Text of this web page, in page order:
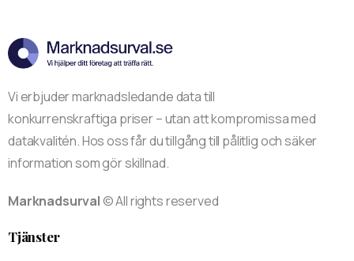
Vi erbjuder marknadsledande data till
konkurrenskraftiga priser – utan att kompromissa med
datakvalitén. Hos oss får du tillgång till pålitlig och säker
information som gör skillnad.
Marknadsurval © All rights reserved
Tjänster